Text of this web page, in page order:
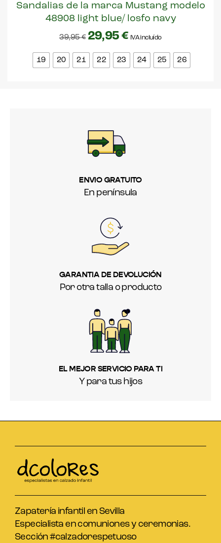
Sandalias de la marca Mustang modelo
48908 light blue/ losfo navy
39,95€ 29,95€ IVA incluído
19 20 21 22 23 24 25 26
ENVIO GRATUITO
En península
GARANTIA DE DEVOLUCIÓN
Por otra talla o producto
EL MEJOR SERVICIO PARA TI
Y para tus hijos
Zapatería infantil en Sevilla
Especialista en comuniones y ceremonias.
Sección #calzadorespetuoso